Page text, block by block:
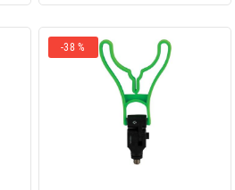
-38 %